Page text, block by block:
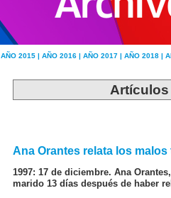
AÑO 2015 | AÑO 2016 | AÑO 2017 | AÑO 2018 |
Artículos
Ana Orantes relata los
1997: 17 de diciembre. Ana
marido 13 días después de haber